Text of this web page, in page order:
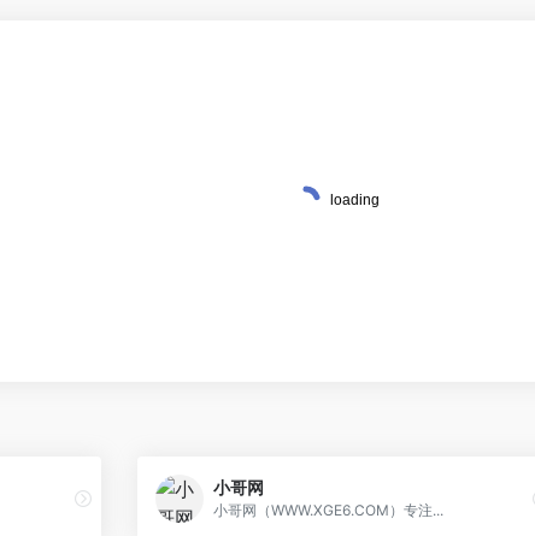
小哥网
小哥网（WWW.XGE6.COM）专注...